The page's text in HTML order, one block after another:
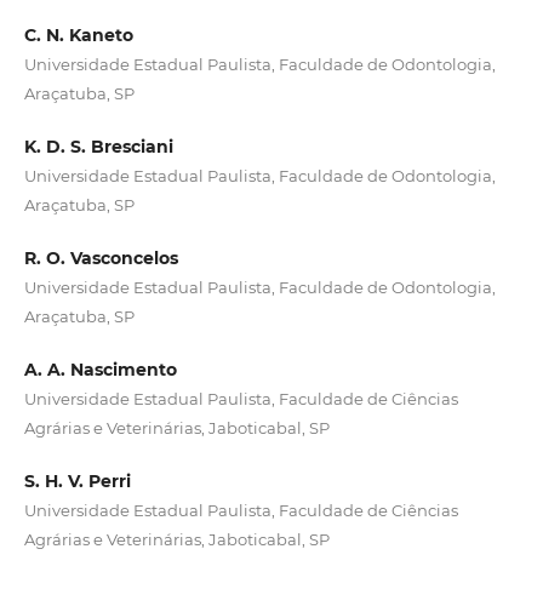
C. N. Kaneto
Universidade Estadual Paulista, Faculdade de Odontologia,
Araçatuba, SP
K. D. S. Bresciani
Universidade Estadual Paulista, Faculdade de Odontologia,
Araçatuba, SP
R. O. Vasconcelos
Universidade Estadual Paulista, Faculdade de Odontologia,
Araçatuba, SP
A. A. Nascimento
Universidade Estadual Paulista, Faculdade de Ciências
Agrárias e Veterinárias, Jaboticabal, SP
S. H. V. Perri
Universidade Estadual Paulista, Faculdade de Ciências
Agrárias e Veterinárias, Jaboticabal, SP